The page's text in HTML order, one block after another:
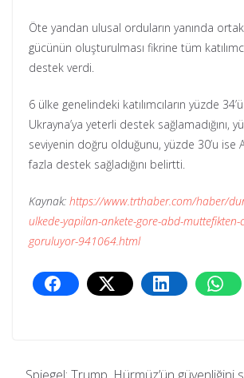
Öte yandan ulusal orduların yanında
gücünün oluşturulması fikrine tüm
destek verdi.
6 ülke genelindeki katılımcıların yüzde 34’ü
Ukrayna’ya yeterli destek sağlamadığını,
seviyenin doğru olduğunu, yüzde 30’u ise
fazla destek sağladığını belirtti.
Kaynak: https://www.trthaber.com/haber/
ulkede-yapilan-ankete-gore-abd-
goruluyor-941064.html